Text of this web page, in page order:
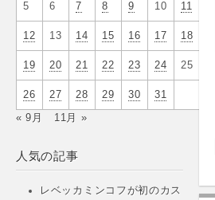
5 6 7 8 9 10 11
12 13 14 15 16 17 18
19 20 21 22 23 24 25
26 27 28 29 30 31
« 9月 11月 »
人気の記事
レベッカミンコフが初のカス